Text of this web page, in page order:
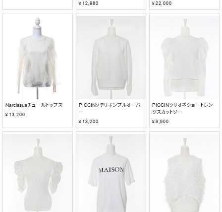
￥12,980 ￥22,000
Narcissusチュールトップス
￥13,200
PICCINソデリボンプルオーバ
ー
￥13,200
PICCINクリオネショートレン
グスカットソー
￥9,900